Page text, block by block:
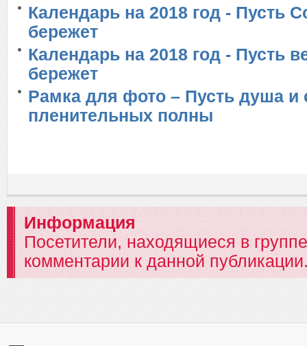
Календарь на 2018 год - Пусть
бережет
Календарь на 2018 год - Пусть
бережет
Рамка для фото – Пусть душа и
пленительных полны
Информация
Посетители, находящиеся в
комментарии к данной